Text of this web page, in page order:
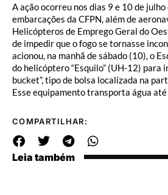
A ação ocorreu nos dias 9 e 10 de
embarcações da CFPN, além de
Helicópteros de Emprego Geral do
de impedir que o fogo se tornasse
acionou, na manhã de sábado (10), o
do helicóptero “Esquilo” (UH-12) para
bucket”, tipo de bolsa localizada na
Esse equipamento transporta água
COMPARTILHAR:
Leia também